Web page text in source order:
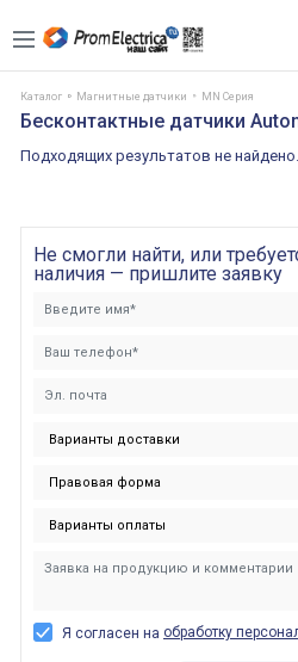
Каталог Магнитные датчики MN Серия
Бесконтактные датчики
Подходящих результатов не найдено.
Не смогли найти, или
наличия — пришлите заявку
Я согласен на обработку